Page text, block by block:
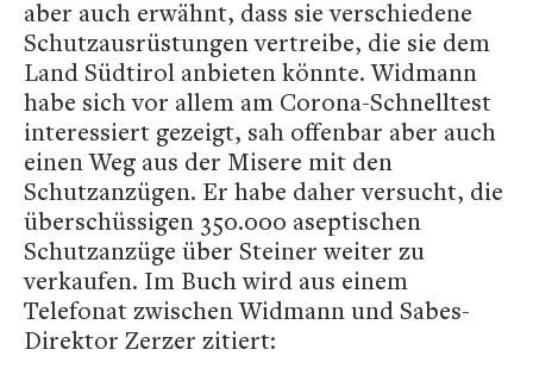
aber auch erwähnt, dass sie verschiedene
Schutzausrüstungen vertreibe, die sie dem
Land Südtirol anbieten könnte. Widmann
habe sich vor allem am Corona-Schnelltest
interessiert gezeigt, sah offenbar aber auch
einen Weg aus der Misere mit den
Schutzanzügen. Er habe daher versucht, die
überschüssigen 350.000 aseptischen
Schutzanzüge über Steiner weiter zu
verkaufen. Im Buch wird aus einem
Telefonat zwischen Widmann und Sabes-
Direktor Zerzer zitiert: